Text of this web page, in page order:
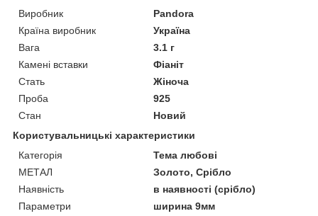
Виробник
Pandora
Країна виробник
Україна
Вага
3.1 г
Камені вставки
Фіаніт
Стать
Жіноча
Проба
925
Стан
Новий
Користувальницькі характеристики
Категорія
Тема любові
МЕТАЛ
Золото, Срібло
Наявність
в наявності (срібло)
Параметри
ширина 9мм